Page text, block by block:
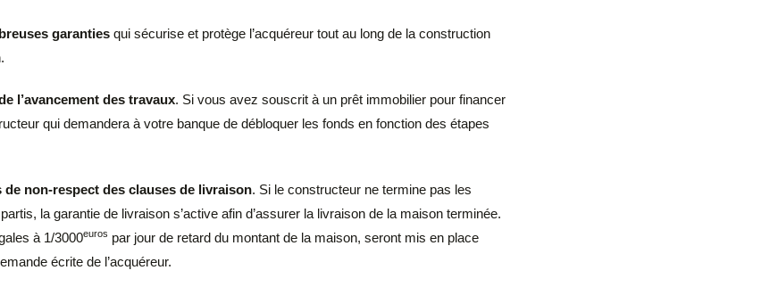
garanties qui sécurise et protège l’acquéreur tout au long de la construction
l’avancement des travaux. Si vous avez souscrit à un prêt immobilier pour financer
qui demandera à votre banque de débloquer les fonds en fonction des étapes
de non-respect des clauses de livraison. Si le constructeur ne termine pas les
la garantie de livraison s’active afin d’assurer la livraison de la maison terminée.
à 1/3000euros par jour de retard du montant de la maison, seront mis en place
écrite de l’acquéreur.